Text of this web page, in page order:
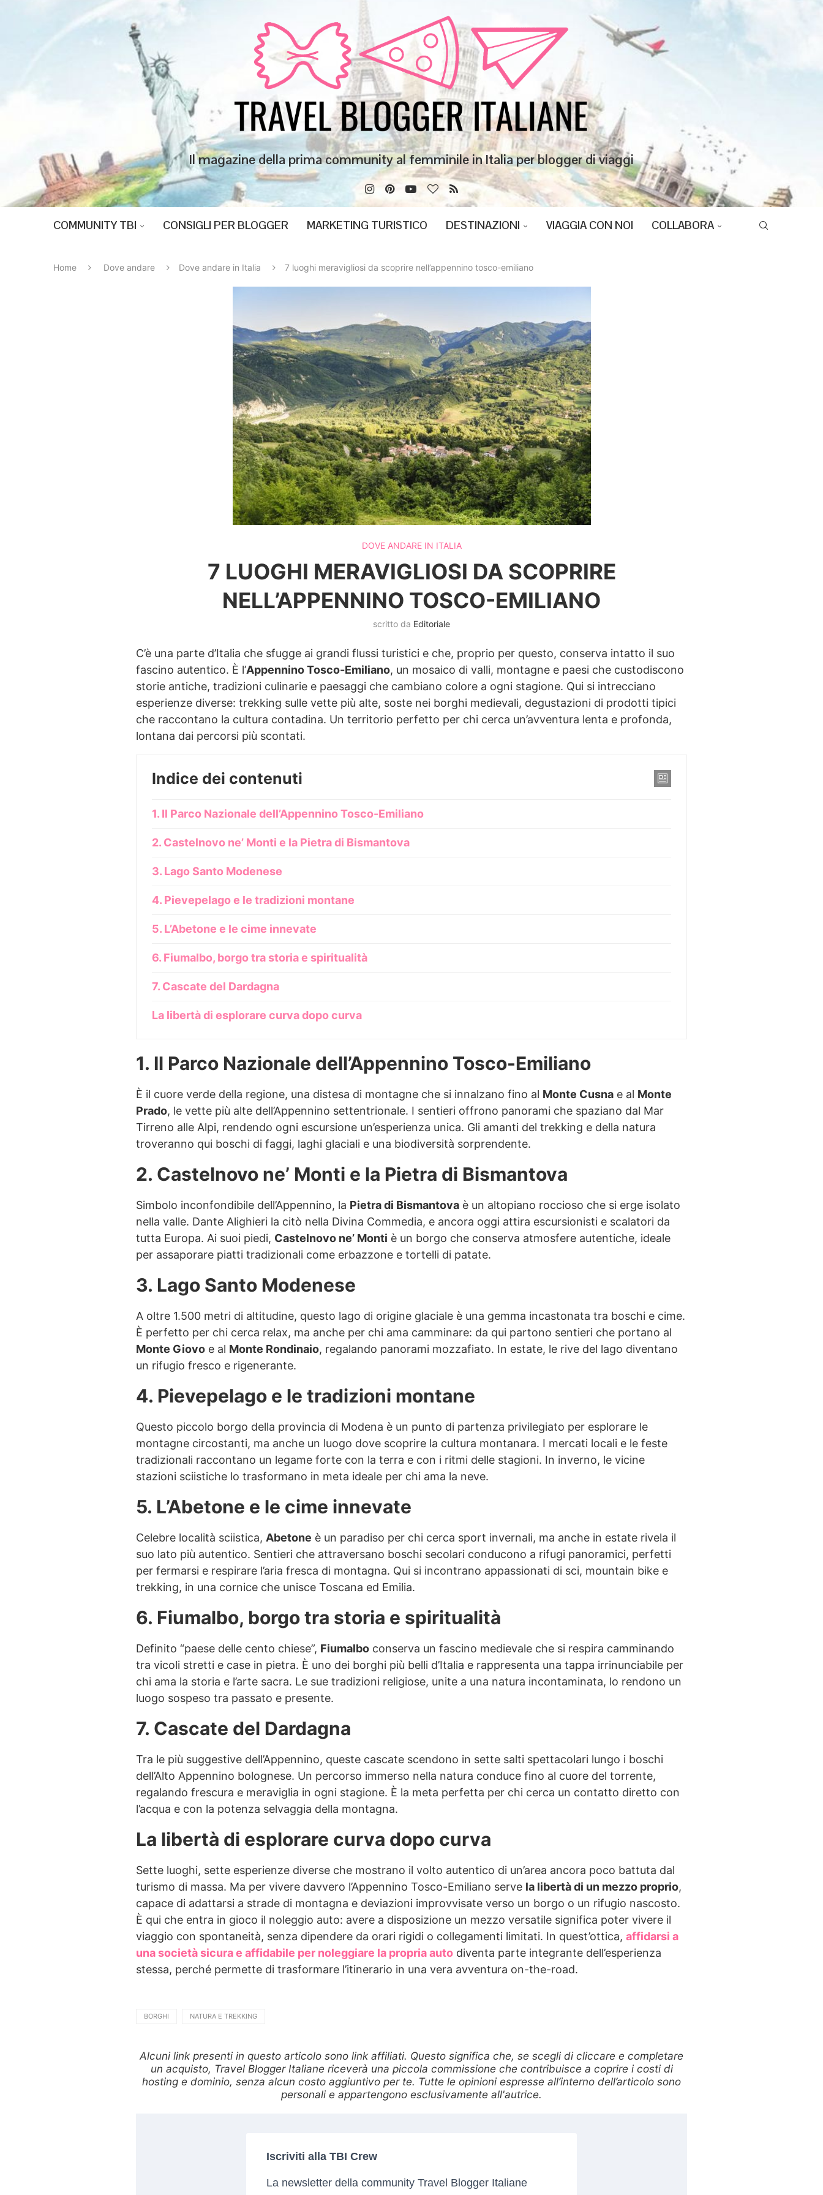
Il magazine della prima community al femminile in Italia per blogger di viaggi
COMMUNITY TBI CONSIGLI PER BLOGGER MARKETING TURISTICO DESTINAZIONI VIAGGIA CON NOI COLLABORA
Home Dove andare Dove andare in Italia 7 luoghi meravigliosi da scoprire nell’appennino tosco-emiliano
DOVE ANDARE IN ITALIA
7 LUOGHI MERAVIGLIOSI DA SCOPRIRE
NELL’APPENNINO TOSCO-EMILIANO
scritto da Editoriale
C’è una parte d’Italia che sfugge ai grandi flussi turistici e che, proprio per questo, conserva intatto il suo
fascino autentico. È l’Appennino Tosco-Emiliano, un mosaico di valli, montagne e paesi che custodiscono
storie antiche, tradizioni culinarie e paesaggi che cambiano colore a ogni stagione. Qui si intrecciano
esperienze diverse: trekking sulle vette più alte, soste nei borghi medievali, degustazioni di prodotti tipici
che raccontano la cultura contadina. Un territorio perfetto per chi cerca un’avventura lenta e profonda,
lontana dai percorsi più scontati.
Indice dei contenuti
1. Il Parco Nazionale dell’Appennino Tosco-Emiliano
2. Castelnovo ne’ Monti e la Pietra di Bismantova
3. Lago Santo Modenese
4. Pievepelago e le tradizioni montane
5. L’Abetone e le cime innevate
6. Fiumalbo, borgo tra storia e spiritualità
7. Cascate del Dardagna
La libertà di esplorare curva dopo curva
1. Il Parco Nazionale dell’Appennino Tosco-Emiliano
È il cuore verde della regione, una distesa di montagne che si innalzano fino al Monte Cusna e al Monte
Prado, le vette più alte dell’Appennino settentrionale. I sentieri offrono panorami che spaziano dal Mar
Tirreno alle Alpi, rendendo ogni escursione un’esperienza unica. Gli amanti del trekking e della natura
troveranno qui boschi di faggi, laghi glaciali e una biodiversità sorprendente.
2. Castelnovo ne’ Monti e la Pietra di Bismantova
Simbolo inconfondibile dell’Appennino, la Pietra di Bismantova è un altopiano roccioso che si erge isolato
nella valle. Dante Alighieri la citò nella Divina Commedia, e ancora oggi attira escursionisti e scalatori da
tutta Europa. Ai suoi piedi, Castelnovo ne’ Monti è un borgo che conserva atmosfere autentiche, ideale
per assaporare piatti tradizionali come erbazzone e tortelli di patate.
3. Lago Santo Modenese
A oltre 1.500 metri di altitudine, questo lago di origine glaciale è una gemma incastonata tra boschi e cime.
È perfetto per chi cerca relax, ma anche per chi ama camminare: da qui partono sentieri che portano al
Monte Giovo e al Monte Rondinaio, regalando panorami mozzafiato. In estate, le rive del lago diventano
un rifugio fresco e rigenerante.
4. Pievepelago e le tradizioni montane
Questo piccolo borgo della provincia di Modena è un punto di partenza privilegiato per esplorare le
montagne circostanti, ma anche un luogo dove scoprire la cultura montanara. I mercati locali e le feste
tradizionali raccontano un legame forte con la terra e con i ritmi delle stagioni. In inverno, le vicine
stazioni sciistiche lo trasformano in meta ideale per chi ama la neve.
5. L’Abetone e le cime innevate
Celebre località sciistica, Abetone è un paradiso per chi cerca sport invernali, ma anche in estate rivela il
suo lato più autentico. Sentieri che attraversano boschi secolari conducono a rifugi panoramici, perfetti
per fermarsi e respirare l’aria fresca di montagna. Qui si incontrano appassionati di sci, mountain bike e
trekking, in una cornice che unisce Toscana ed Emilia.
6. Fiumalbo, borgo tra storia e spiritualità
Definito “paese delle cento chiese”, Fiumalbo conserva un fascino medievale che si respira camminando
tra vicoli stretti e case in pietra. È uno dei borghi più belli d’Italia e rappresenta una tappa irrinunciabile per
chi ama la storia e l’arte sacra. Le sue tradizioni religiose, unite a una natura incontaminata, lo rendono un
luogo sospeso tra passato e presente.
7. Cascate del Dardagna
Tra le più suggestive dell’Appennino, queste cascate scendono in sette salti spettacolari lungo i boschi
dell’Alto Appennino bolognese. Un percorso immerso nella natura conduce fino al cuore del torrente,
regalando frescura e meraviglia in ogni stagione. È la meta perfetta per chi cerca un contatto diretto con
l’acqua e con la potenza selvaggia della montagna.
La libertà di esplorare curva dopo curva
Sette luoghi, sette esperienze diverse che mostrano il volto autentico di un’area ancora poco battuta dal
turismo di massa. Ma per vivere davvero l’Appennino Tosco-Emiliano serve la libertà di un mezzo proprio,
capace di adattarsi a strade di montagna e deviazioni improvvisate verso un borgo o un rifugio nascosto.
È qui che entra in gioco il noleggio auto: avere a disposizione un mezzo versatile significa poter vivere il
viaggio con spontaneità, senza dipendere da orari rigidi o collegamenti limitati. In quest’ottica, affidarsi a
una società sicura e affidabile per noleggiare la propria auto diventa parte integrante dell’esperienza
stessa, perché permette di trasformare l’itinerario in una vera avventura on-the-road.
BORGHI NATURA E TREKKING
Alcuni link presenti in questo articolo sono link affiliati. Questo significa che, se scegli di cliccare e completare
un acquisto, Travel Blogger Italiane riceverà una piccola commissione che contribuisce a coprire i costi di
hosting e dominio, senza alcun costo aggiuntivo per te. Tutte le opinioni espresse all’interno dell’articolo sono
personali e appartengono esclusivamente all'autrice.
Iscriviti alla TBI Crew
La newsletter della community Travel Blogger Italiane